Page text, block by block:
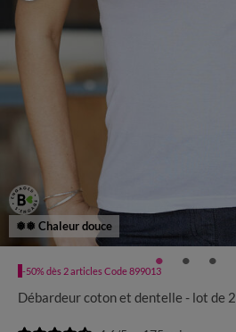
❅❅ Chaleur douce
-50% dès 2 articles Code 899013
Débardeur coton et dentelle - lot de 2